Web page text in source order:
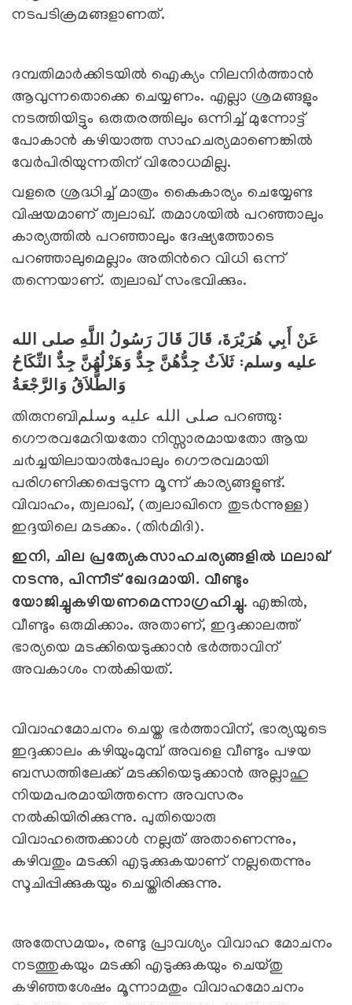
നടപടിക്രമങ്ങളാണത്.
ദമ്പതിമാര്‍ക്കിടയില്‍ ഐക്യം നിലനിര്‍ത്താന്‍
ആവുന്നതൊക്കെ ചെയ്യണം. എല്ലാ ശ്രമങ്ങളും
നടത്തിയിട്ടും ഒരുതരത്തിലും ഒന്നിച്ച് മുന്നോട്ട്
പോകാന്‍ കഴിയാത്ത സാഹചര്യമാണെങ്കില്‍
വേര്‍പിരിയുന്നതിന് വിരോധമില്ല.
വളരെ ശ്രദ്ധിച്ച് മാത്രം കൈകാര്യം ചെയ്യേണ്ട
വിഷയമാണ് ത്വലാഖ്. തമാശയില് പറഞ്ഞാലും
കാര്യത്തില് പറഞ്ഞാലും ദേഷ്യത്തോടെ
പറഞ്ഞാലുമെല്ലാം അതിന്‍റെ വിധി ഒന്ന്
തന്നെയാണ്. ത്വലാഖ് സംഭവിക്കും.
عَنْ أَبِي هُرَيْرَةَ، قَالَ قَالَ رَسُولُ اللَّهِ صلى الله
عليه وسلم: ثَلاَثٌ جِدُّهُنَّ جِدٌّ وَهَزْلُهُنَّ جِدٌّ النِّكَاحُ
وَالطَّلاَقُ وَالرَّجْعَةُ
തിരുനബിصلى الله عليه وسلم പറഞ്ഞു:
ഗൌരവമേറിയതോ നിസ്സാരമായതോ ആയ
ച൪ച്ചയിലായാല്‍പോലും ഗൌരവമായി
പരിഗണിക്കപ്പെടുന്ന മൂന്ന് കാര്യങ്ങളുണ്ട്.
വിവാഹം, ത്വലാഖ്, (ത്വലാഖിനെ തുട൪ന്നുള്ള)
ഇദ്ദയിലെ മടക്കം. (തി൪മിദി).
ഇനി, ചില പ്രത്യേകസാഹചര്യങ്ങളില്‍ ഥലാഖ്
നടന്നു, പിന്നീട് ഖേദമായി. വീണ്ടും
യോജിച്ചുകഴിയണമെന്നാഗ്രഹിച്ചു.എങ്കില്‍,
വീണ്ടും ഒരുമിക്കാം. അതാണ്, ഇദ്ദക്കാലത്ത്
ഭാര്യയെ മടക്കിയെടുക്കാന്‍ ഭര്‍ത്താവിന്
അവകാശം നല്‍കിയത്.
വിവാഹമോചനം ചെയ്ത ഭര്‍ത്താവിന്, ഭാര്യയുടെ
ഇദ്ദക്കാലം കഴിയുംമുമ്പ് അവളെ വീണ്ടും പഴയ
ബന്ധത്തിലേക്ക് മടക്കിയെടുക്കാന്‍ അല്ലാഹു
നിയമപരമായിത്തന്നെ അവസരം
നല്‍കിയിരിക്കുന്നു. പുതിയൊരു
വിവാഹത്തെക്കാള്‍ നല്ലത് അതാണെന്നും,
കഴിവതും മടക്കി എടുക്കുകയാണ് നല്ലതെന്നും
സൂചിപ്പിക്കുകയും ചെയ്തിരിക്കുന്നു.
അതേസമയം, രണ്ടു പ്രാവശ്യം വിവാഹ മോചനം
നടത്തുകയും മടക്കി എടുക്കുകയും ചെയ്തു
കഴിഞ്ഞശേഷം മൂന്നാമതും വിവാഹമോചനം